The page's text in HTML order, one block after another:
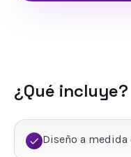
¿Qué incluye?
Diseño a